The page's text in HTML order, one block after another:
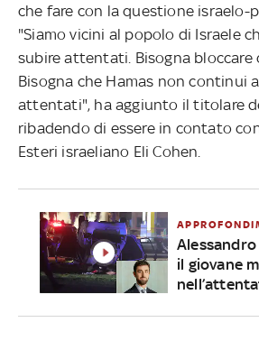
che fare con la questione israelo-
"Siamo vicini al popolo di Israele
subire attentati. Bisogna bloccare
Bisogna che Hamas non continui
attentati", ha aggiunto il titolare
ribadendo di essere in contato
Esteri israeliano Eli Cohen.
il giovane